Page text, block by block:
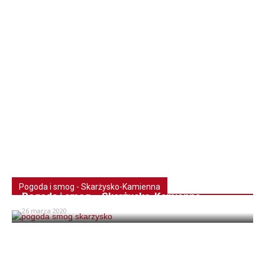
Pogoda i smog - Skarżysko-Kamienna
Pogoda i smog – Skarżysko-Kamienna
26 marca 2020